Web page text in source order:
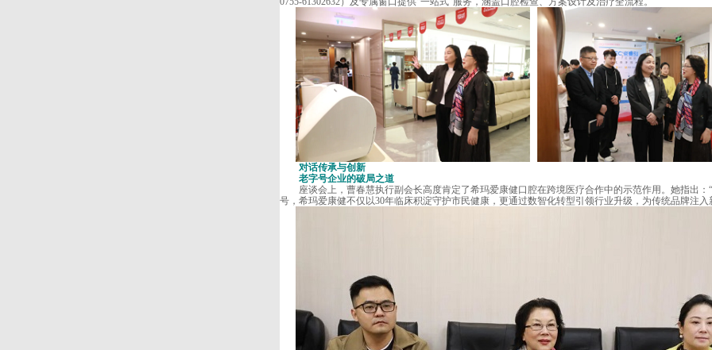
对话传承与创新
老字号企业的破局之道
座谈会上，曹春慧执行副会长高度肯定了希玛爱康健口腔在跨境医疗合作中的示范作用。她指出：
号，希玛爱康健不仅以30年临床积淀守护市民健康，更通过数智化转型引领行业升级，为传统品牌注入